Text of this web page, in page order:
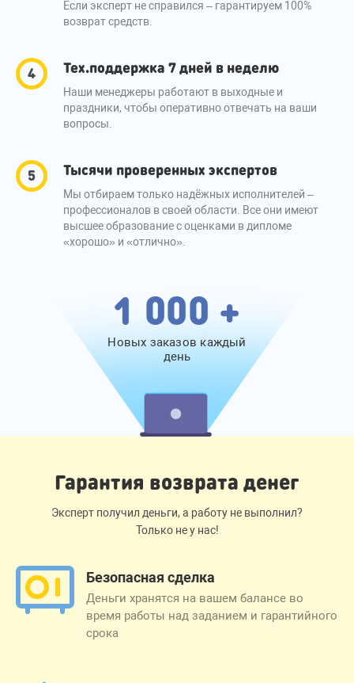
Если эксперт не справился – гарантируем 100%
возврат средств.
Тех.поддержка 7 дней в неделю
Наши менеджеры работают в выходные и
праздники, чтобы оперативно отвечать на ваши
вопросы.
Тысячи проверенных экспертов
Мы отбираем только надёжных исполнителей –
профессионалов в своей области. Все они имеют
высшее образование с оценками в дипломе
«хорошо» и «отлично».
1 000 +
Новых заказов каждый
день
Гарантия возврата денег
Эксперт получил деньги, а работу не выполнил?
Только не у нас!
Безопасная сделка
Деньги хранятся на вашем балансе во
время работы над заданием и гарантийного
срока